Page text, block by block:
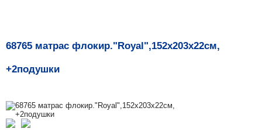
68765 матрас флокир."Royal",152х203х22см,
+2подушки